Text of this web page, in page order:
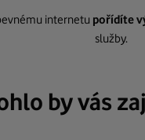
internetu pořídíte
služby.
by vás